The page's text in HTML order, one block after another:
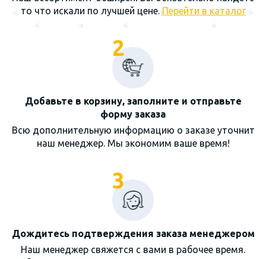
то что искали по лучшей цене. Перейти в каталог
2
Добавьте в корзину, заполните и отправьте
форму заказа
Всю дополнительную информацию о заказе уточнит
наш менеджер. Мы экономим ваше время!
3
Дождитесь подтверждения заказа менеджером
Наш менеджер свяжется с вами в рабочее время.